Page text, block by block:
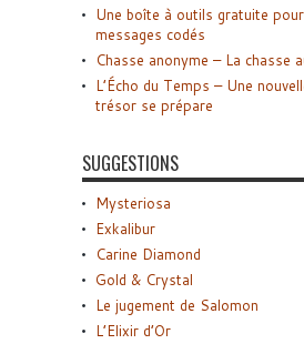
Une boîte à outils gratuite
messages codés
Chasse anonyme – La chasse
L’Écho du Temps – Une
trésor se prépare
SUGGESTIONS
Mysteriosa
Exkalibur
Carine Diamond
Gold & Crystal
Le jugement de Salomon
L’Elixir d’Or